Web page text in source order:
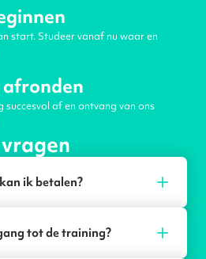
start. Studeer vanaf nu waar en
succesvol af en ontvang van ons
ik betalen?
tot de training?